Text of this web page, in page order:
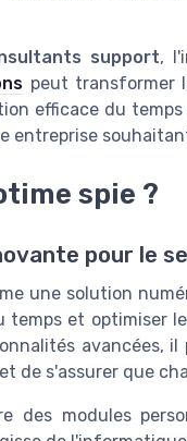
support,
peut transformer
efficace du
entreprise
spie ?
pour le
une solution
et optimiser
avancées, il
de s'assurer que
des modules